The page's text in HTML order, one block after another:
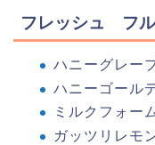
フレッシュ フ
ハニーグレー
ハニーゴール
ミルクフォー
ガッツリレモ